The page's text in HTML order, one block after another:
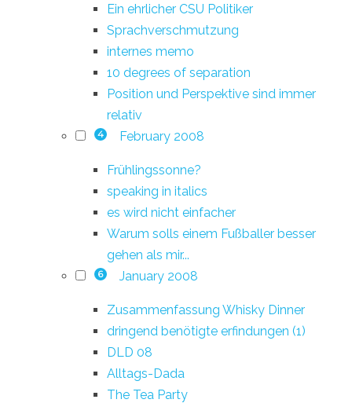
Ein ehrlicher CSU Politiker
Sprachverschmutzung
internes memo
10 degrees of separation
Position und Perspektive sind immer
relativ
4 February 2008
Frühlingssonne?
speaking in italics
es wird nicht einfacher
Warum solls einem Fußballer besser
gehen als mir...
6 January 2008
Zusammenfassung Whisky Dinner
dringend benötigte erfindungen (1)
DLD 08
Alltags-Dada
The Tea Party